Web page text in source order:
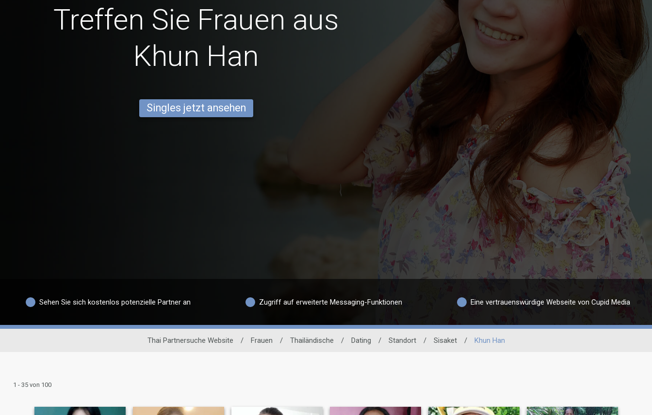
Treffen Sie Frauen aus
Khun Han
Singles jetzt ansehen
Sehen Sie sich kostenlos potenzielle Partner an Zugriff auf erweiterte Messaging-Funktionen Eine vertrauenswürdige Webseite von Cupid Media
Thai Partnersuche Website / Frauen / Thailändische / Dating / Standort / Sisaket / Khun Han
1 - 35 von 100